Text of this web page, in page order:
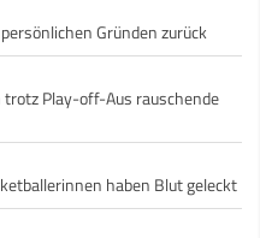
Gründen zurück
trotz Play-off-Aus rauschende
haben Blut geleckt